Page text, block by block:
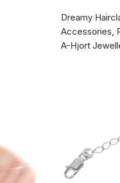
Dreamy
Accessories,
A-Hjort